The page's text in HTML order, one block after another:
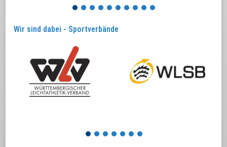
1 2 3 4 5 6 7 8 9 10
Wir sind dabei - Sportverbände
1 2 3 4 5 6 7